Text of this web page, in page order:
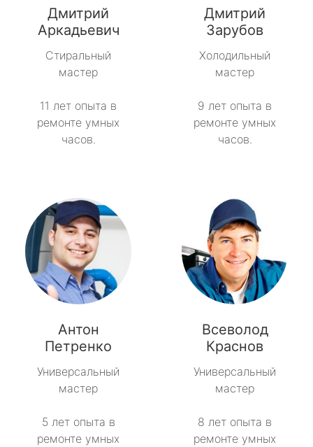
Дмитрий
Аркадьевич
Стиральный
мастер
11 лет опыта в
ремонте умных
часов.
Дмитрий
Зарубов
Холодильный
мастер
9 лет опыта в
ремонте умных
часов.
Антон
Петренко
Универсальный
мастер
5 лет опыта в
ремонте умных
Всеволод
Краснов
Универсальный
мастер
8 лет опыта в
ремонте умных